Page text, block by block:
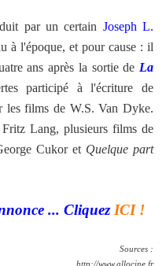
par un certain Joseph L.
à l'époque, et pour cause : il
ans après la sortie de La
participé à l'écriture de
les films de W.S. Van Dyke.
Lang, plusieurs films de
Cukor et Quelque part
... Cliquez ICI !
Sources :
http://www.allocine.fr